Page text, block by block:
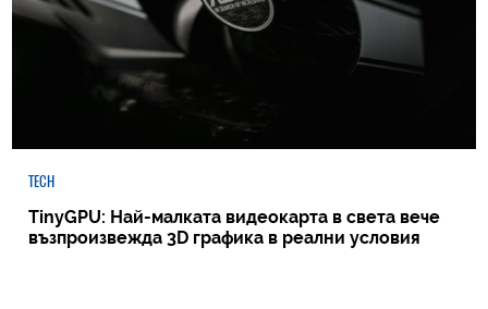
TECH
TinyGPU: Най-малката видеокарта в света вече
възпроизвежда 3D графика в реални условия